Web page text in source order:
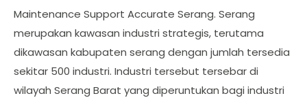
Maintenance Support Accurate Serang. Serang
merupakan kawasan industri strategis, terutama
dikawasan kabupaten serang dengan jumlah tersedia
sekitar 500 industri. Industri tersebut tersebar di
wilayah Serang Barat yang diperuntukan bagi industri